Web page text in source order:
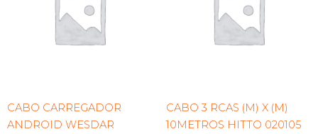
CABO CARREGADOR
ANDROID WESDAR
CABO 3 RCAS (M) X (M)
10METROS HITTO 020105